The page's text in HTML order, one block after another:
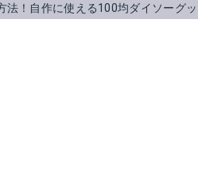
法！自作に使える100均ダイソーグ